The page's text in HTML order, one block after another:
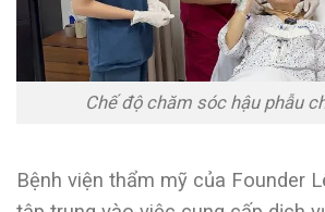
Chế độ chăm sóc hậu phẫu
Bệnh viện thẩm mỹ của Founder